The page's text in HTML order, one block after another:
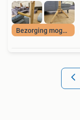
Bezorging mogelijk